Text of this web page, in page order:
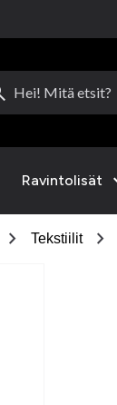
Ravintolisät
chevron_right Tekstiilit chevron_right